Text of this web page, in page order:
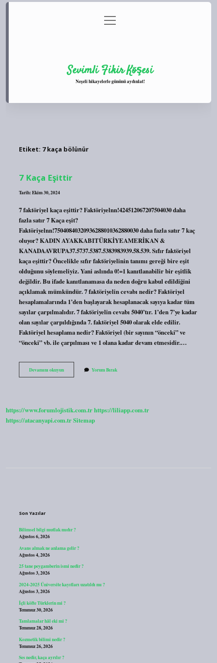
Gizlilik Politikası
menüyü
aç
Sevimli Fikir Köşesi
Neşeli hikayelerle gününü aydınlat!
Etiket: 7 kaça bölünür
7 Kaça Eşittir
Tarih: Ekim 30, 2024
7 faktöriyel kaça eşittir? Faktöriyelnn!424512067207504030 daha
fazla satır 7 Kaça eşit?
Faktöriyelnn!75040840320936288010362880030 daha fazla satır 7 kaç
oluyor? KADIN AYAKKABITÜRKİYEAMERİKAN &
KANADAAVRUPA37.5737.5387.5383983939.58.539. Sıfır faktöriyel
kaça eşittir? Öncelikle sıfır faktöriyelinin tanımı gereği bire eşit
olduğunu söylemeliyiz. Yani aslında 0!=1 kanıtlanabilir bir eşitlik
değildir. Bu ifade kanıtlanamasa da neden doğru kabul edildiğini
açıklamak mümkündür. 7 faktöriyelin cevabı nedir? Faktöriyel
hesaplamalarında 1’den başlayarak hesaplanacak sayıya kadar tüm
sayılar çarpılmalıdır. 7 faktöriyelin cevabı 5040’tır. 1’den 7’ye kadar
olan sayılar çarpıldığında 7. faktöriyel 5040 olarak elde edilir.
Faktöriyel hesaplama nedir? Faktöriyel (bir sayının “önceki” ve
“önceki” vb. ile çarpılması ve 1 olana kadar devam etmesidir.…
Devamını okuyun7
Kaça
Yorum Bırak
https://www.forumlojistik.com.trhttps://liliapp.com.tr
https://atacanyapi.com.trSitemap
Son Yazılar
Bilimsel bilgi mutlak mıdır ?
Ağustos 6, 2026
Avans almak ne anlama gelir ?
Ağustos 4, 2026
25 tane peygamberin ismi nedir ?
Ağustos 3, 2026
2024-2025 Üniversite kayıtları uzatıldı mı ?
Ağustos 3, 2026
İçli köfte Türklerin mi ?
Temmuz 30, 2026
Tamlamalar hâl eki mi ?
Temmuz 28, 2026
Kozmetik bilimi nedir ?
Temmuz 26, 2026
Ses nedir, kaça ayrılır ?